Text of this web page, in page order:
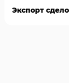
Экспорт